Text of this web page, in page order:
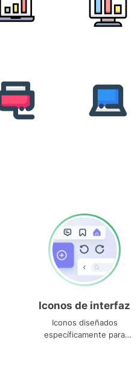
Iconos de interfaz
Iconos diseñados
específicamente para